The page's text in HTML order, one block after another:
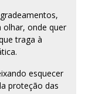
olhar, onde quer
traga à
esquecer
proteção das